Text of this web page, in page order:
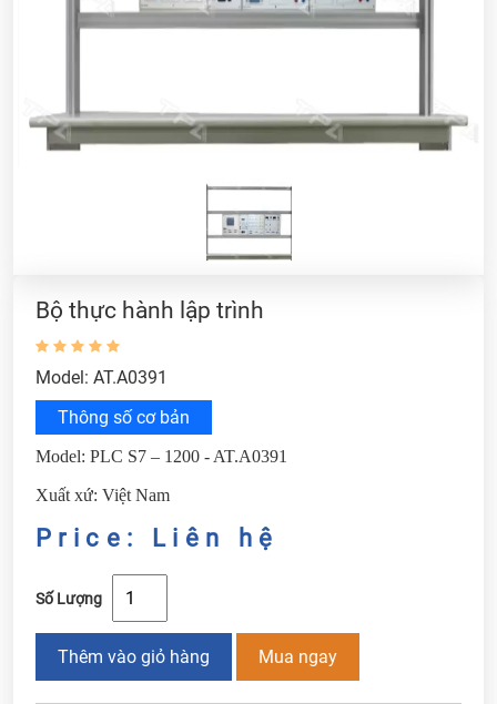
Bộ thực hành lập trình
Model: AT.A0391
Thông số cơ bản
Model: PLC S7 – 1200 - AT.A0391
Xuất xứ: Việt Nam
Price: Liên hệ
Số Lượng
Thêm vào giỏ hàng Mua ngay